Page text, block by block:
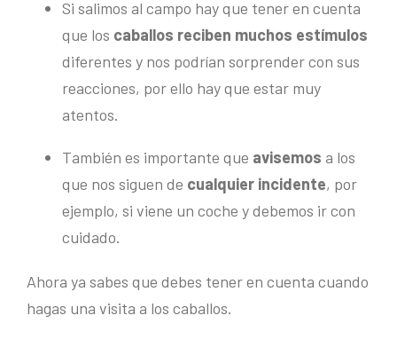
Si salimos al campo hay que tener en cuenta
que los caballos reciben muchos estímulos
diferentes y nos podrían sorprender con sus
reacciones, por ello hay que estar muy
atentos.
También es importante que avisemos a los
que nos siguen de cualquier incidente, por
ejemplo, si viene un coche y debemos ir con
cuidado.
Ahora ya sabes que debes tener en cuenta cuando
hagas una visita a los caballos.